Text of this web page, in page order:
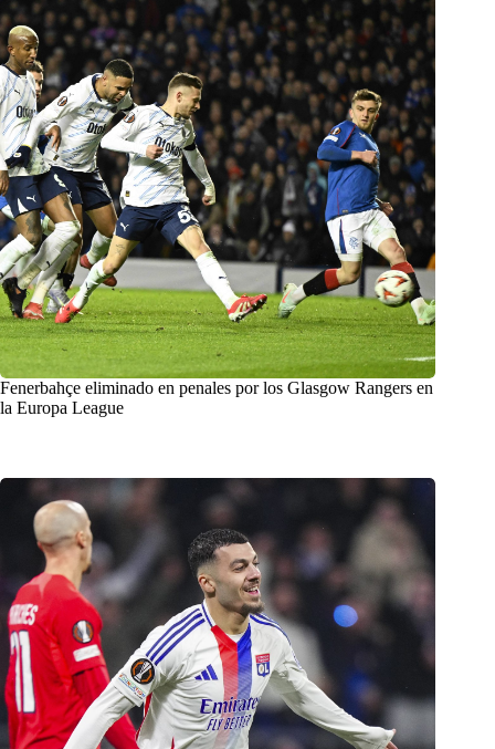
Fenerbahçe eliminado en penales por los Glasgow Rangers en
la Europa League